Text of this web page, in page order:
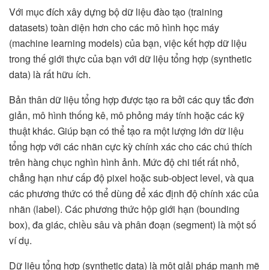
Với mục đích xây dựng bộ dữ liệu đào tạo (training
datasets) toàn diện hơn cho các mô hình học máy
(machine learning models) của bạn, việc kết hợp dữ liệu
trong thế giới thực của bạn với dữ liệu tổng hợp (synthetic
data) là rất hữu ích.
Bản thân dữ liệu tổng hợp được tạo ra bởi các quy tắc đơn
giản, mô hình thống kê, mô phỏng máy tính hoặc các kỹ
thuật khác. Giúp bạn có thể tạo ra một lượng lớn dữ liệu
tổng hợp với các nhãn cực kỳ chính xác cho các chú thích
trên hàng chục nghìn hình ảnh. Mức độ chi tiết rất nhỏ,
chẳng hạn như cấp độ pixel hoặc sub-object level, và qua
các phương thức có thể dùng để xác định độ chính xác của
nhãn (label). Các phương thức hộp giới hạn (bounding
box), đa giác, chiều sâu và phân đoạn (segment) là một số
ví dụ.
Dữ liệu tổng hợp (synthetic data) là một giải pháp mạnh mẽ